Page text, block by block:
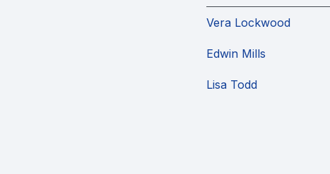
Vera Lockwood
Edwin Mills
Lisa Todd